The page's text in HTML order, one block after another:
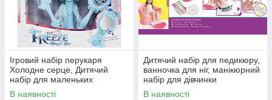
Ігровий набір перукаря
Холодне серце, Дитячий
набір для маленьких
перукарів Ельзи й Анни
В наявності
Дитячий набір для педикюру,
ванночка для ніг, манікюрний
набір для дівчинки
В наявності